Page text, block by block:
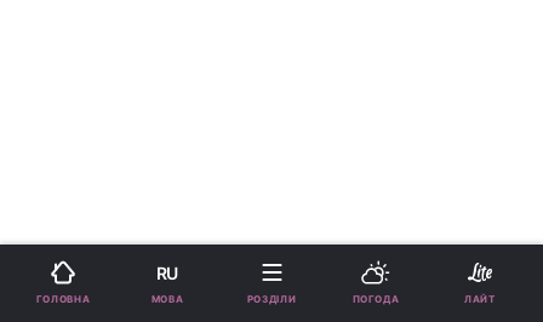
ГОЛОВНА
RU
МОВА РОЗДІЛИ ПОГОДА ЛАЙТ